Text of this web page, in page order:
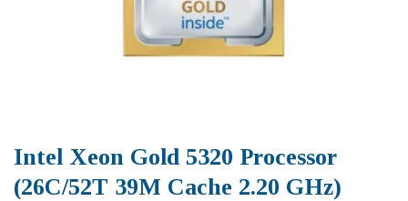
Intel Xeon Gold 5320 Processor
(26C/52T 39M Cache 2.20 GHz)